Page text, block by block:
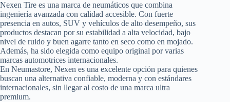
Nexen Tire es una marca de neumáticos que combina
ingeniería avanzada con calidad accesible. Con fuerte
presencia en autos, SUV y vehículos de alto desempeño, sus
productos destacan por su estabilidad a alta velocidad, bajo
nivel de ruido y buen agarre tanto en seco como en mojado.
Además, ha sido elegida como equipo original por varias
marcas automotrices internacionales.
En Neumastore, Nexen es una excelente opción para quienes
buscan una alternativa confiable, moderna y con estándares
internacionales, sin llegar al costo de una marca ultra
premium.